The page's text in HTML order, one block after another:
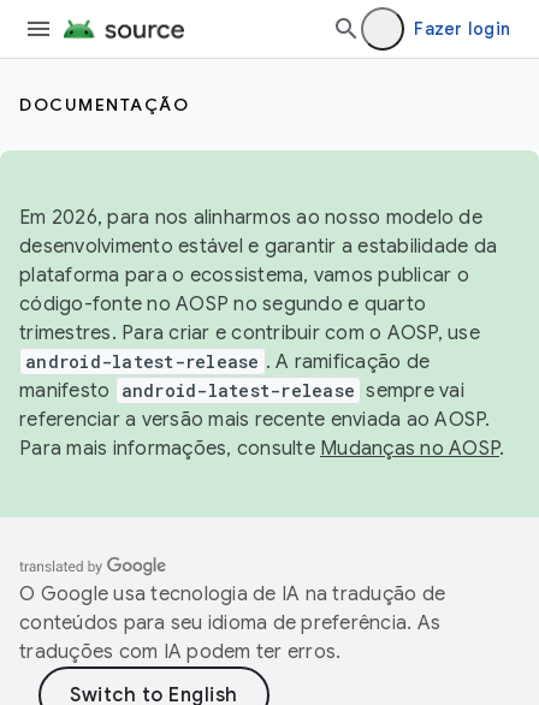
Fazer login
DOCUMENTAÇÃO
Em 2026, para nos alinharmos ao nosso modelo de
desenvolvimento estável e garantir a estabilidade da
plataforma para o ecossistema, vamos publicar o
código-fonte no AOSP no segundo e quarto
trimestres. Para criar e contribuir com o AOSP, use
android-latest-release . A ramificação de
manifesto
android-latest-release sempre vai
referenciar a versão mais recente enviada ao AOSP.
Para mais informações, consulte Mudanças no AOSP.
O Google usa tecnologia de IA na tradução de
conteúdos para seu idioma de preferência. As
traduções com IA podem ter erros.